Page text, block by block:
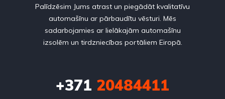
Palīdzēsim Jums atrast un piegādāt kvalitatīvu
automašīnu ar pārbaudītu vēsturi. Mēs
sadarbojamies ar lielākajām automašīnu
izsolēm un tirdzniecības portāliem Eiropā.
+371 20484411